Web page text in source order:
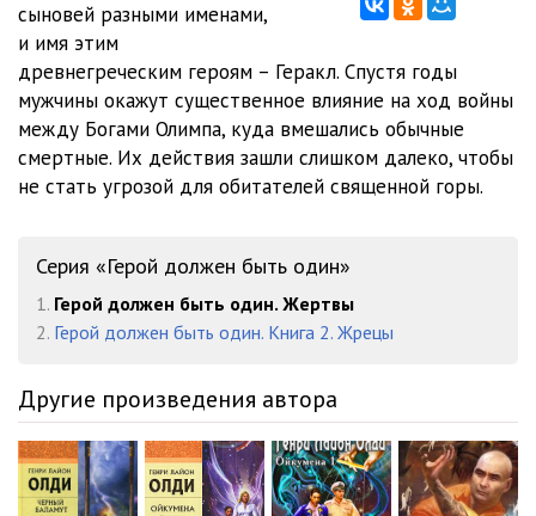
014
015
016
017 11:02
019
020
022
023 06:19
024 12:56
сыновей разными именами,
и имя этим
древнегреческим героям – Геракл. Спустя годы
мужчины окажут существенное влияние на ход войны
между Богами Олимпа, куда вмешались обычные
смертные. Их действия зашли слишком далеко, чтобы
не стать угрозой для обитателей священной горы.
Серия «Герой должен быть один»
1. Герой должен быть один. Жертвы
2. Герой должен быть один. Книга 2. Жрецы
Другие произведения автора